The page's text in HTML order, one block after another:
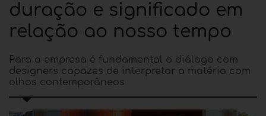
duração e significado em
relação ao nosso tempo
Para a empresa é fundamental o diálogo com
designers capazes de interpretar a matéria com
olhos contemporâneos